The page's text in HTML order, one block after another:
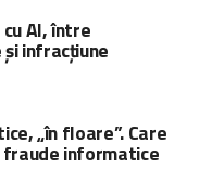
AI, între
infracțiune
„în floare”. Care
fraude informatice